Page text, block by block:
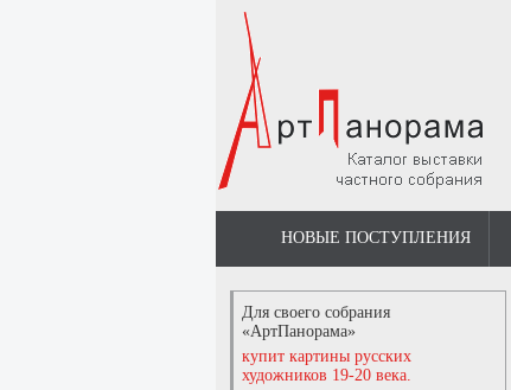
НОВЫЕ ПОСТУПЛЕНИЯ
Для своего собрания
«АртПанорама»
купит картины русских
художников 19-20 века.